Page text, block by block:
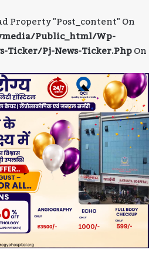
Property "post_content" On
public_html/wp-
Ticker/pj-News-Ticker.phpOn